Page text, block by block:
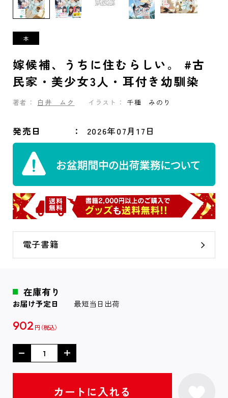
嫁候補、うちに住むらしい。 #古
民家・美少女3人・耳付き幼馴染
著者： 白井 ムク イラスト： 千種 みのり
発売日 2026年07月17日
電子書籍
在庫有り
お届け予定日 最短当日出荷
902 円